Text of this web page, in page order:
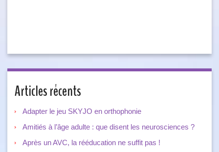
Articles récents
Adapter le jeu SKYJO en orthophonie
Amitiés à l’âge adulte : que disent les neurosciences ?
Après un AVC, la rééducation ne suffit pas !